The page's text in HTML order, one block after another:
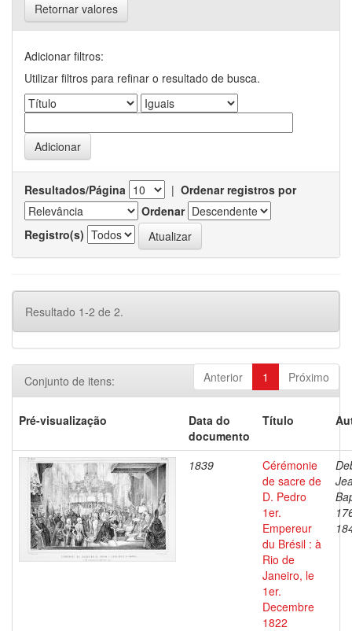
Retornar valores
Adicionar filtros:
Utilizar filtros para refinar o resultado de busca.
Resultados/Página | Ordenar registros por
Ordenar
Registro(s)
Resultado 1-2 de 2.
Anterior 1 Próximo
Conjunto de itens:
Pré-visualização
Data do
documento
Título
1839
Cérémonie
de sacre de
D. Pedro
1er.
Empereur
du Brésil : à
Rio de
Janeiro, le
1er.
Decembre
1822